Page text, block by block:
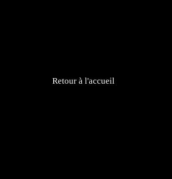
Retour à l'accueil